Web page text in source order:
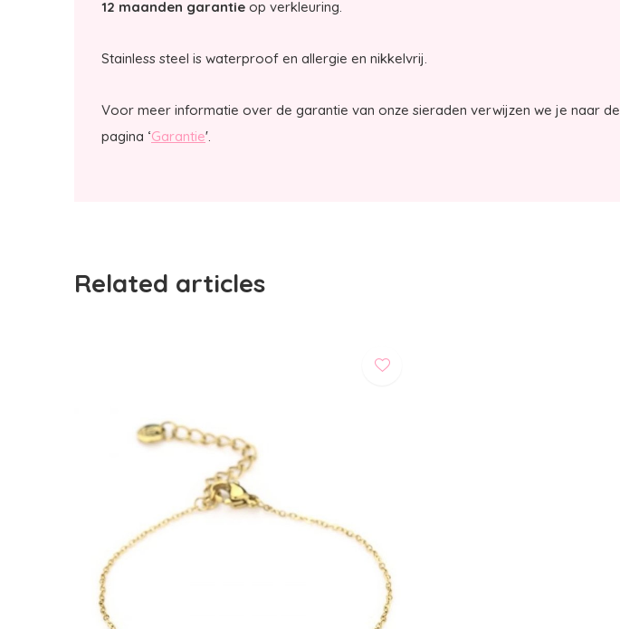
12 maanden garantie op verkleuring.
Stainless steel is waterproof en allergie en nikkelvrij.
Voor meer informatie over de garantie van onze sieraden verwijzen we je naar de
pagina ‘Garantie'.
Related articles